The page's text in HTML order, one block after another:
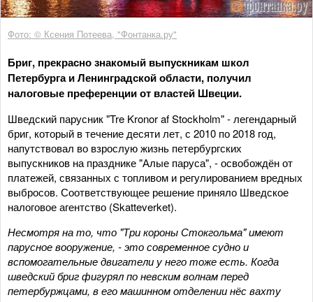
Фото: © Ксения Потеева, "Фонтанка.ру"
Бриг, прекрасно знакомый выпускникам школ
Петербурга и Ленинградской области, получил
налоговые преференции от властей Швеции.
Шведский парусник "Tre Kronor af Stockholm" - легендарный
бриг, который в течение десяти лет, с 2010 по 2018 год,
напутствовал во взрослую жизнь петербургских
выпускников на празднике "Алые паруса", - освобождён от
платежей, связанных с топливом и регулированием вредных
выбросов. Соответствующее решение приняло Шведское
налоговое агентство (Skatteverket).
Несмотря на то, что "Три короны Стокгольма" имеют
парусное вооружение, - это современное судно и
вспомогательные двигатели у него тоже есть. Когда
шведский бриг фигурял по невским волнам перед
петербуржцами, в его машинном отделении нёс вахту